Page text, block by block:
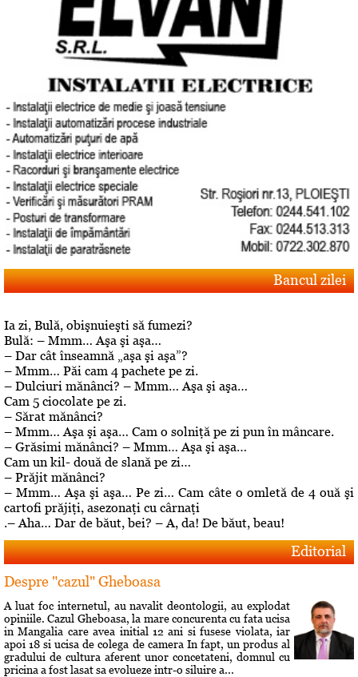
Bancul zilei
Ia zi, Bulă, obişnuieşti să fumezi?
Bulă: – Mmm… Aşa şi aşa…
– Dar cât înseamnă „aşa şi aşa”?
– Mmm… Păi cam 4 pachete pe zi.
– Dulciuri mănânci? – Mmm… Aşa şi aşa…
Cam 5 ciocolate pe zi.
– Sărat mănânci?
– Mmm… Aşa şi aşa… Cam o solniţă pe zi pun în mâncare.
– Grăsimi mănânci? – Mmm… Aşa şi aşa…
Cam un kil- două de slană pe zi…
– Prăjit mănânci?
– Mmm… Aşa şi aşa… Pe zi… Cam câte o omletă de 4 ouă şi
cartofi prăjiţi, asezonaţi cu cârnaţi
.– Aha… Dar de băut, bei? – A, da! De băut, beau!
Editorial
Despre "cazul" Gheboasa
A luat foc internetul, au navalit deontologii, au explodat
opiniile. Cazul Gheboasa, la mare concurenta cu fata ucisa
in Mangalia care avea initial 12 ani si fusese violata, iar
apoi 18 si ucisa de colega de camera In fapt, un produs al
gradului de cultura aferent unor concetateni, domnul cu
pricina a fost lasat sa evolueze intr-o siluire a...